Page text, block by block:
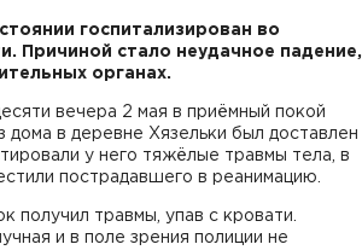
госпитализирован во
Причиной стало неудачное падение,
органах.
вечера 2 мая в приёмный покой
в деревне Хязельки был доставлен
у него тяжёлые травмы тела, в
пострадавшего в реанимацию.
получил травмы, упав с кровати.
и в поле зрения полиции не